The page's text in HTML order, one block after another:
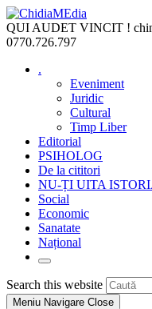
Skip
to
content
QUI AUDET VINCIT !
0770.726.797
.
Eveniment
Juridic
Cultural
Timp Liber
Editorial
PSIHOLOG
De la cititori
NU-ȚI UITA
Social
Economic
Sanatate
Național
Toggle
website
search
Search this website
Meniu Navigare Close